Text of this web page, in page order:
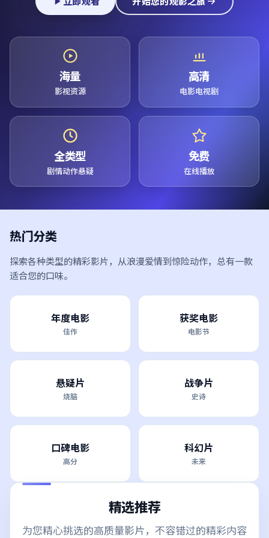
海量
影视资源
高清
电影电视剧
全类型
剧情动作悬疑
免费
在线播放
热门分类
探索各种类型的精彩影片，从浪漫爱情到惊险动作，总有一款
适合您的口味。
年度电影
佳作
获奖电影
电影节
悬疑片
烧脑
战争片
史诗
口碑电影
高分
科幻片
未来
精选推荐
为您精心挑选的高质量影片，不容错过的精彩内容